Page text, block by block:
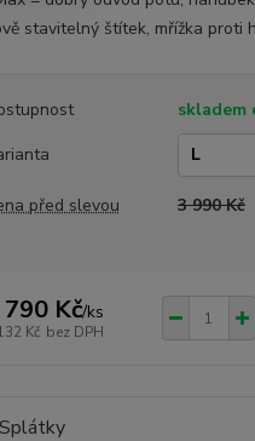
stavitelný štítek, mřížka proti
skladem
před slevou 3 990 Kč
790 Kč/ks
Kč bez DPH